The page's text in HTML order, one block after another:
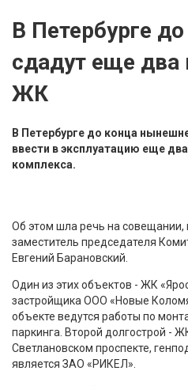
В Петербурге
сдадут еще
ЖК
В Петербурге до конца
ввести в эксплуатацию еще
комплекса.
Об этом шла речь на совещании,
заместитель председателя
Евгений Барановский.
Один из этих объектов - ЖК
застройщика ООО «Новые
объекте ведутся работы по
паркинга. Второй долгострой -
Светлановском проспекте,
является ЗАО «РИКЕЛ».